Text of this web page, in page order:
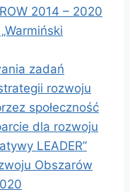
2014 – 2020
zadań
rozwoju
społeczność
dla rozwoju
LEADER”
Obszarów